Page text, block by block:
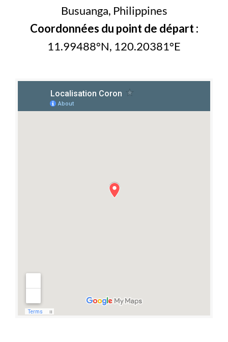
Busuanga, Philippines
Coordonnées du point de départ :
11.99488°N, 120.20381°E